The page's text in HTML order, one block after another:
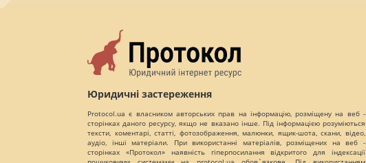
Юридичні застереження
Protocol.ua є власником авторських прав на інформацію, розміщену на веб -
сторінках даного ресурсу, якщо не вказано інше. Під інформацією розуміються
тексти, коментарі, статті, фотозображення, малюнки, ящик-шота, скани, відео,
аудіо, інші матеріали. При використанні матеріалів, розміщених на веб -
сторінках «Протокол» наявність гіперпосилання відкритого для індексації